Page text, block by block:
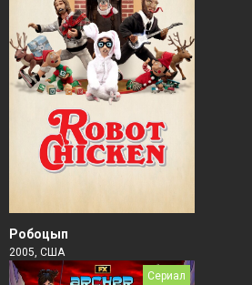
Робоцып
2005, США
Сериал